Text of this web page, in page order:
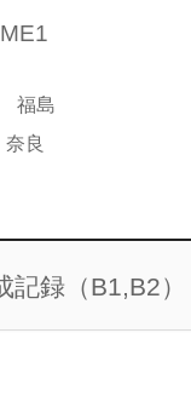
福島
良
記録（B1,B2）